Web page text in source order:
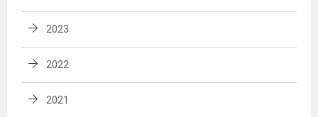
2023
2022
2021